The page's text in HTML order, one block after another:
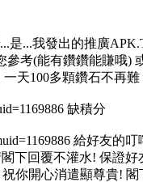
是...我發出的推廣
參考(能有鑽鑽能賺哦)
天100多顆鑽石不再難
缺積分
給好友的叮
下回覆不灌水! 保證好
你開心消遣顯尊貴! 閣